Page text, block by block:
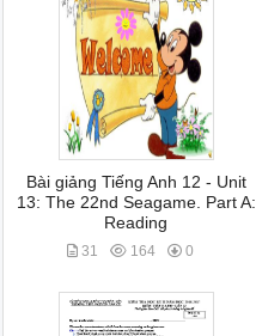
Bài giảng Tiếng Anh 12 - Unit
13: The 22nd Seagame. Part A:
Reading
31 164 0